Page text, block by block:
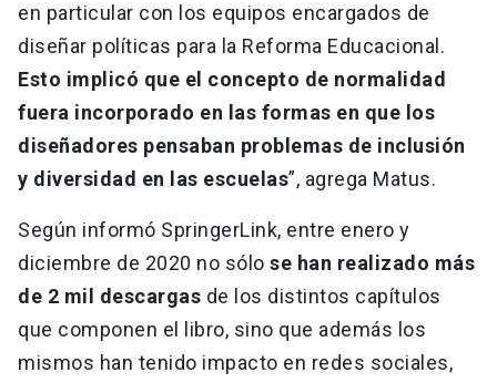
en particular con los equipos encargados de
diseñar políticas para la Reforma Educacional.
Esto implicó que el concepto de normalidad
fuera incorporado en las formas en que los
diseñadores pensaban problemas de inclusión
y diversidad en las escuelas”, agrega Matus.
Según informó SpringerLink, entre enero y
diciembre de 2020 no sólo se han realizado más
de 2 mil descargas de los distintos capítulos
que componen el libro, sino que además los
mismos han tenido impacto en redes sociales,